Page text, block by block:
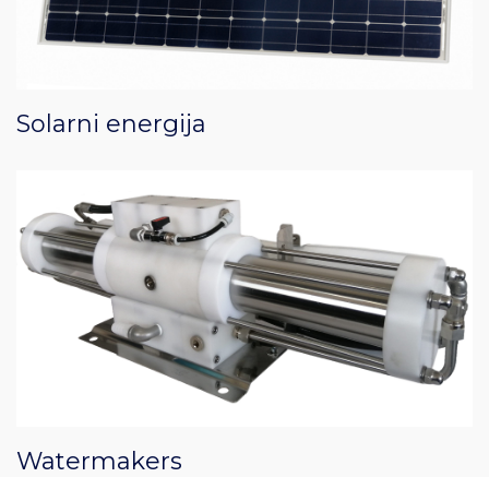
Solarni energija
Watermakers